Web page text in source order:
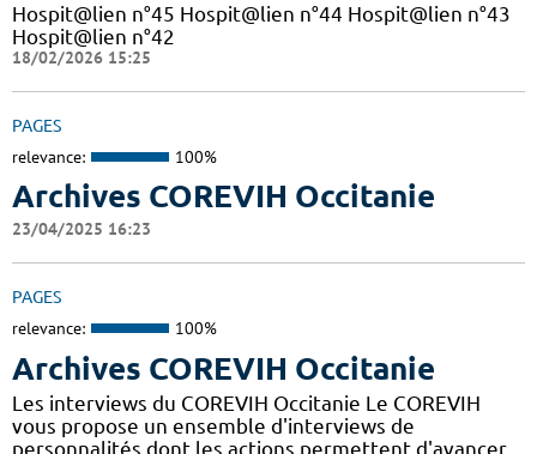
Hospit@lien n°45 Hospit@lien n°44 Hospit@lien n°43
Hospit@lien n°42
18/02/2026 15:25
PAGES
relevance: 100%
Archives COREVIH Occitanie
23/04/2025 16:23
PAGES
relevance: 100%
Archives COREVIH Occitanie
Les interviews du COREVIH Occitanie Le COREVIH
vous propose un ensemble d'interviews de
personnalités dont les actions permettent d'avancer